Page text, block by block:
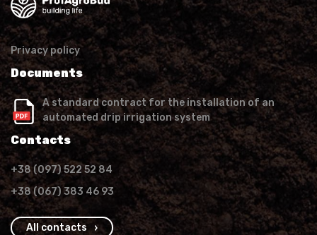
Privacy policy
Documents
A standard contract for the installation of an
automated drip irrigation system
Contacts
+38 (097) 522 52 84
+38 (067) 383 46 93
All contacts